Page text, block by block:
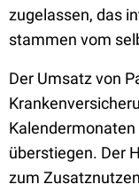
zugelassen, das
stammen vom
Der Umsatz von
überstiegen. Der
zum